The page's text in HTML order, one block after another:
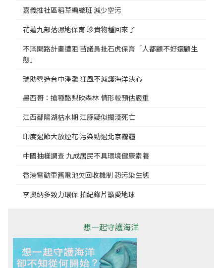
嘉義推社區稻草編織班 減少空污
花蓮九部落濕地保育 珍貴物種回來了
不滿開路計畫遭阻 苗議員批石虎保育「人都顧不好還顧生
態」
瑞助營造台中淨灘 狂風不減護海洋決心
墨西哥：搶種酪梨砍森林 情形較預估嚴重
江西鄱陽湖枯水期 江豚疑似擱淺死亡
印度過節大放煙花 污染勁過北京霧霾
中國抽樣調查 九成居民不具環境健康素養
香港電動車舊電池欠回收機制 恐污染生態
李奧納多致力環保 拍紀錄片籲愛地球
想一起守護海洋